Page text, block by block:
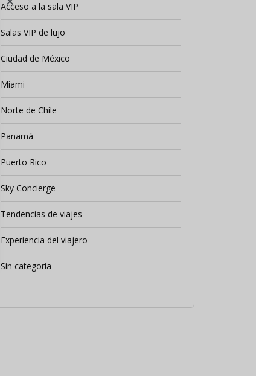
Acceso a la sala VIP
Salas VIP de lujo
Ciudad de México
Miami
Norte de Chile
Panamá
Puerto Rico
Sky Concierge
Tendencias de viajes
Experiencia del viajero
Sin categoría